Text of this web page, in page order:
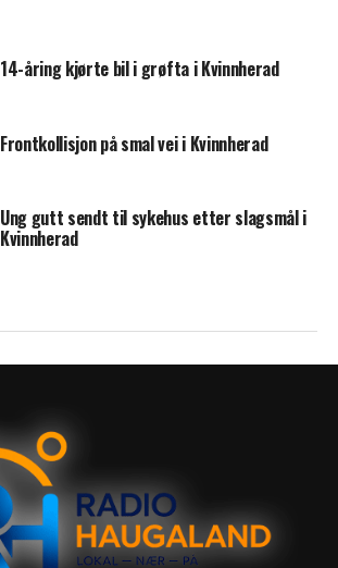
14-åring kjørte bil i grøfta i Kvinnherad
Frontkollisjon på smal vei i Kvinnherad
Ung gutt sendt til sykehus etter slagsmål i
Kvinnherad